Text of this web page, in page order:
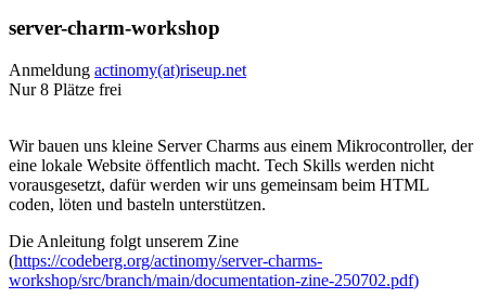
server-charm-workshop
Anmeldung actinomy(at)riseup.net
Nur 8 Plätze frei
Wir bauen uns kleine Server Charms aus einem Mikrocontroller, der
eine lokale Website öffentlich macht. Tech Skills werden nicht
vorausgesetzt, dafür werden wir uns gemeinsam beim HTML
coden, löten und basteln unterstützen.
Die Anleitung folgt unserem Zine
(https://codeberg.org/actinomy/server-charms-
workshop/src/branch/main/documentation-zine-250702.pdf)